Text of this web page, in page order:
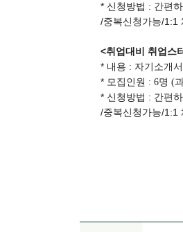
* 신청방법 : 간편
/중복신청가능/1:1
<취업대비 취업스
* 내용 : 자기소개
* 모집인원 : 6명 (
* 신청방법 : 간편
/중복신청가능/1:1